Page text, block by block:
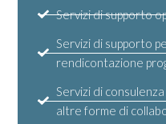
Servizi di supporto
Servizi di supporto
rendicontazione
Servizi di
altre forme di